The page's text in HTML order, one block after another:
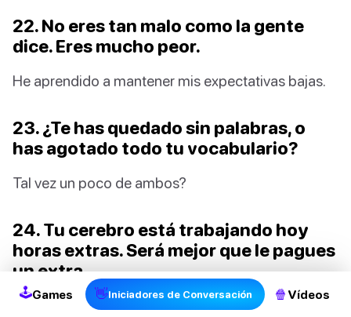
2
22. No eres tan malo como la gente
dice. Eres mucho peor.
He aprendido a mantener mis expectativas bajas.
23. ¿Te has quedado sin palabras, o
has agotado todo tu vocabulario?
Tal vez un poco de ambos?
24. Tu cerebro está trabajando hoy
horas extras. Será mejor que le pagues
un extra.
Es bueno dar a tu cerebro un poco de ejercicio de
🕹Games 👋Iniciadores de Conversación 🍿 Vídeos